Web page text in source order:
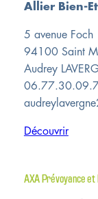
Allier Bien-
5 avenue Foch
94100 Saint
Audrey
Découvrir
AXA Prévoyance